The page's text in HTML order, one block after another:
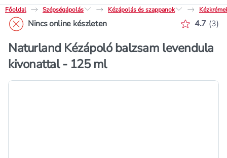
Főoldal
Szépségápolás Kézápolás és szappanok
Nincs online készleten 4.7 (3)
Naturland Kézápoló balzsam levendula
kivonattal - 125 ml